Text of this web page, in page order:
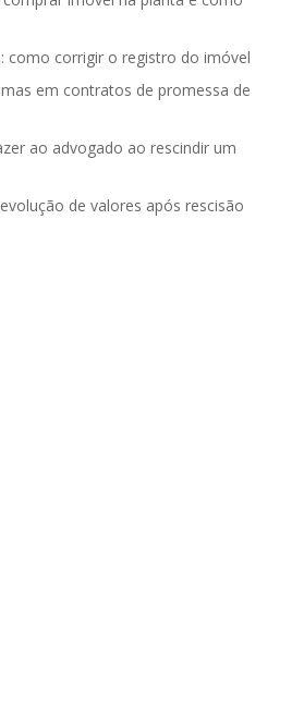
como corrigir o registro do imóvel
em contratos de promessa de
ao advogado ao rescindir um
de valores após rescisão